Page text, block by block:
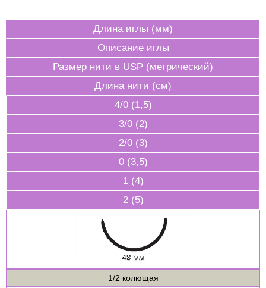
Длина иглы (мм)
Описание иглы
Размер нити в USP (метрический)
Длина нити (см)
4/0 (1,5)
3/0 (2)
2/0 (3)
0 (3,5)
1 (4)
2 (5)
1/2 колющая